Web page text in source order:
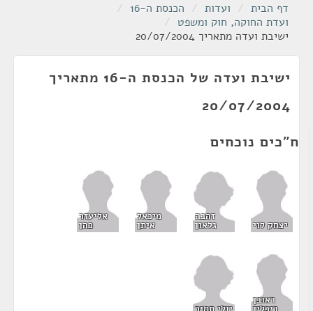
דף הבית / ועדות / הכנסת ה-16
/
ועדת החוקה, חוק ומשפט /
ישיבת ועדה מתאריך 20/07/2004
ישיבת ועדה של הכנסת ה-16 מתאריך
20/07/2004
ח"כים נוכחים
יצחק לוי
זהבה
גלאון
מיכאל
איתן
אליעזר
כהן
ראובן